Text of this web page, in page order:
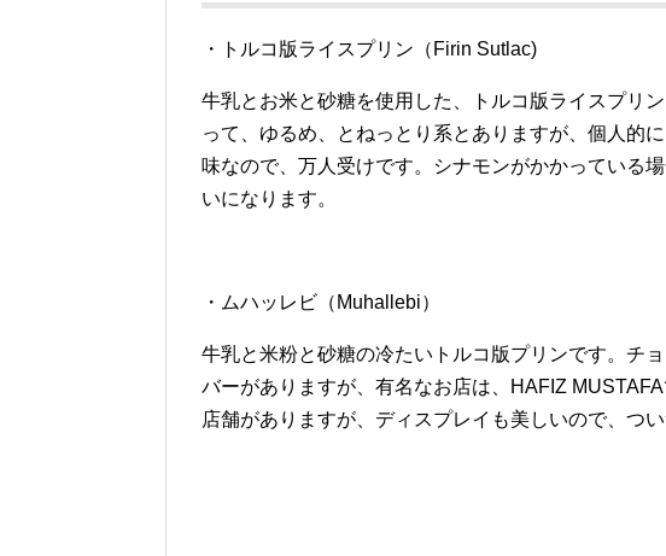
・トルコ版ライスプリン（Firin Sutlac)
牛乳とお米と砂糖を使用した、トルコ版ライスプリ
って、ゆるめ、とねっとり系とありますが、個人的
味なので、万人受けです。シナモンがかかっている
いになります。
・ムハッレビ（Muhallebi）
牛乳と米粉と砂糖の冷たいトルコ版プリンです。チ
バーがありますが、有名なお店は、HAFIZ
店舗がありますが、ディスプレイも美しいので、つ